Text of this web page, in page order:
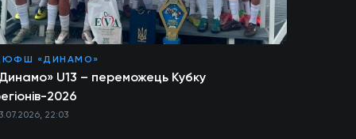
«ДИНАМО»
U13 – переможець Кубку
2026
22:03